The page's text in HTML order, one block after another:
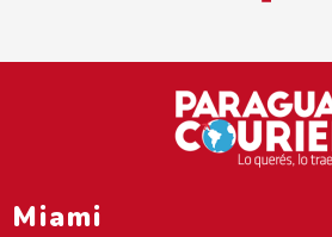
Miami